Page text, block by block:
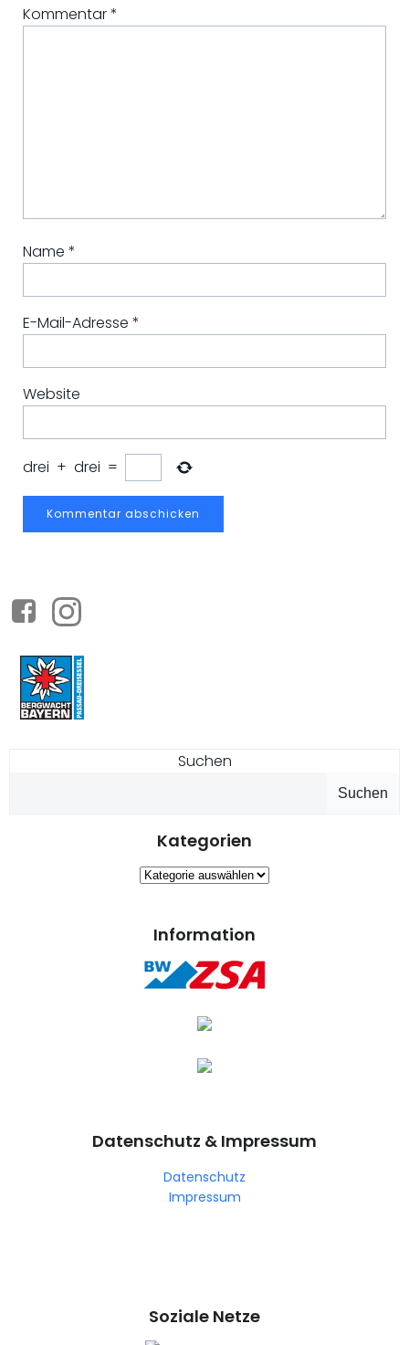
Kommentar*
Name *
E-Mail-Adresse *
Website
drei + drei =
Suchen
Suchen
Kategorien
Kategorien
Information
Datenschutz & Impressum
Datenschutz
Impressum
Soziale Netze